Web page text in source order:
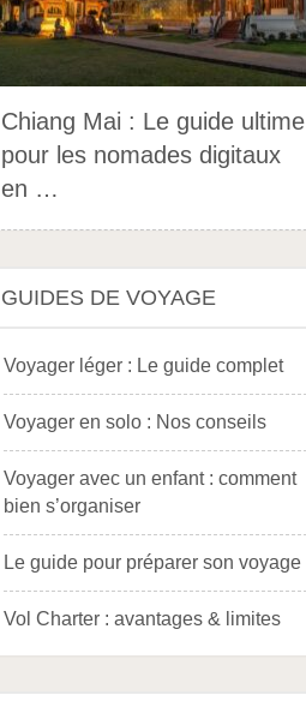
Chiang Mai : Le guide ultime
pour les nomades digitaux
en …
GUIDES DE VOYAGE
Voyager léger : Le guide complet
Voyager en solo : Nos conseils
Voyager avec un enfant : comment
bien s’organiser
Le guide pour préparer son voyage
Vol Charter : avantages & limites